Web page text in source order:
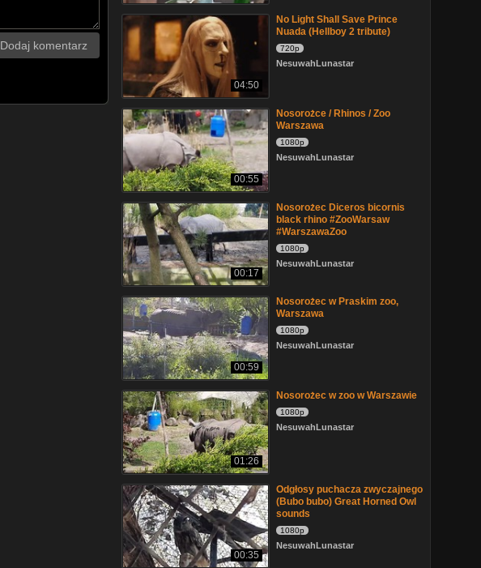
Dodaj komentarz
04:50
No Light Shall Save Prince
Nuada (Hellboy 2 tribute)
720p
NesuwahLunastar
00:55
Nosorożce / Rhinos / Zoo
Warszawa
1080p
NesuwahLunastar
00:17
Nosorożec Diceros bicornis
black rhino #ZooWarsaw
#WarszawaZoo
1080p
NesuwahLunastar
00:59
Nosorożec w Praskim zoo,
Warszawa
1080p
NesuwahLunastar
01:26
Nosorożec w zoo w Warszawie
1080p
NesuwahLunastar
00:35
Odgłosy puchacza zwyczajnego
(Bubo bubo) Great Horned Owl
sounds
1080p
NesuwahLunastar